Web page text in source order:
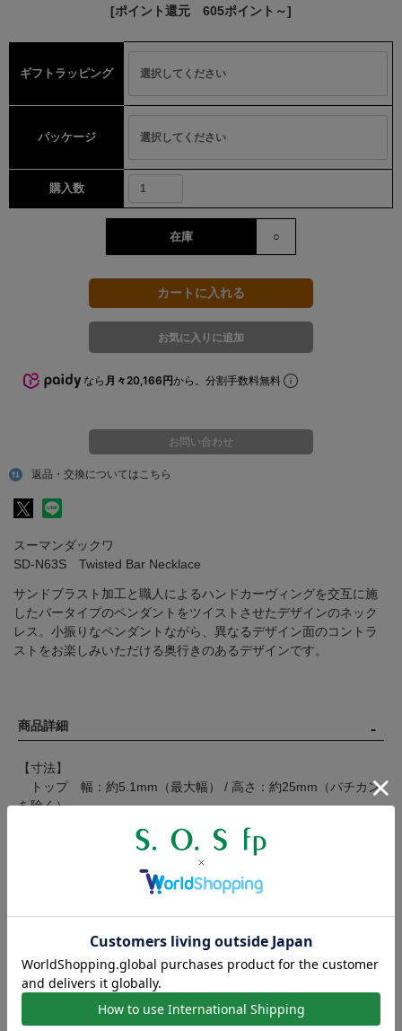
[ポイント還元 605ポイント～]
ギフトラッピング
パッケージ
購入数
在庫 ○
なら 月々20,166円から。分割手数料無料
返品・交換についてはこちら
お問い合わせ
スーマンダックワ
SD-N63S Twisted Bar Necklace
サンドブラスト加工と職人によるハンドカーヴィングを交互に施
したバータイプのペンダントをツイストさせたデザインのネック
レス。小振りなペンダントながら、異なるデザイン面のコントラ
ストをお楽しみいただける奥行きのあるデザインです。
商品詳細
【寸法】
トップ 幅：約5.1mm（最大幅） / 高さ：約25mm（バチカン
を除く）
チェーン 幅：約1.9mm
【サイズ】50cm（45cmに調節可）
【素材】シルバー925（燻し加工）
【対象】メンズ / ユニセックス
製作工程の都合上、商品のサイズには若干の個体差が生じます。
表記の寸法に満たない、または寸法を超えるものがございますの
で、数値は目安とお考えください。